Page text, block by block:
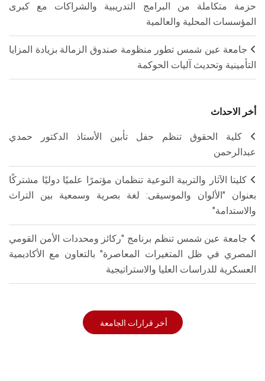
حزمة متكاملة من البرامج التدريبية والشراكات مع كبرى
المؤسسات المحلية والعالمية
جامعة عين شمس تطور منظومة صندوق الزمالة بزيادة المزايا
التأمينية وتحديث آليات الحوكمة
أخر الاحداث
كلية الحقوق تنظم حفل تأبين الأستاذ الدكتور حمدي
عبدالرحمن
كليتا الآثار والتربية النوعية تنظمان مؤتمرًا علميًا دوليًا مشتركًا
بعنوان "الألوان والموسيقى: لغة بصرية وسمعية بين التراث
والاستدامة"
جامعة عين شمس تنظم برنامج "ركائز ومحددات الأمن القومي
المصري في ظل المتغيرات المعاصرة" بالتعاون مع الأكاديمية
العسكرية للدراسات العليا والاستراتيجية
أخر قرارات الجامعة